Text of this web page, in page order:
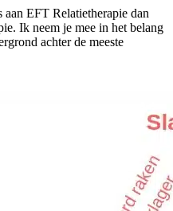
EFT Relatietherapie dan
Ik neem je mee in het belang
achter de meeste